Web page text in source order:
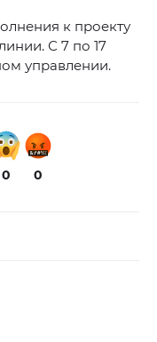
к проекту
С 7 по 17
управлении.
0 0